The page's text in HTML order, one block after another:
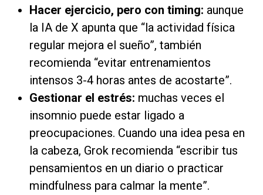
Hacer ejercicio, pero con timing: aunque
la IA de X apunta que “la actividad física
regular mejora el sueño”, también
recomienda “evitar entrenamientos
intensos 3-4 horas antes de acostarte”.
Gestionar el estrés: muchas veces el
insomnio puede estar ligado a
preocupaciones. Cuando una idea pesa en
la cabeza, Grok recomienda “escribir tus
pensamientos en un diario o practicar
mindfulness para calmar la mente”.